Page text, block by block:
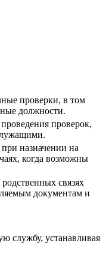
проверки, в том
должности.
проверок,
назначении на
когда возможны
связях
документам и
службу, устанавливая